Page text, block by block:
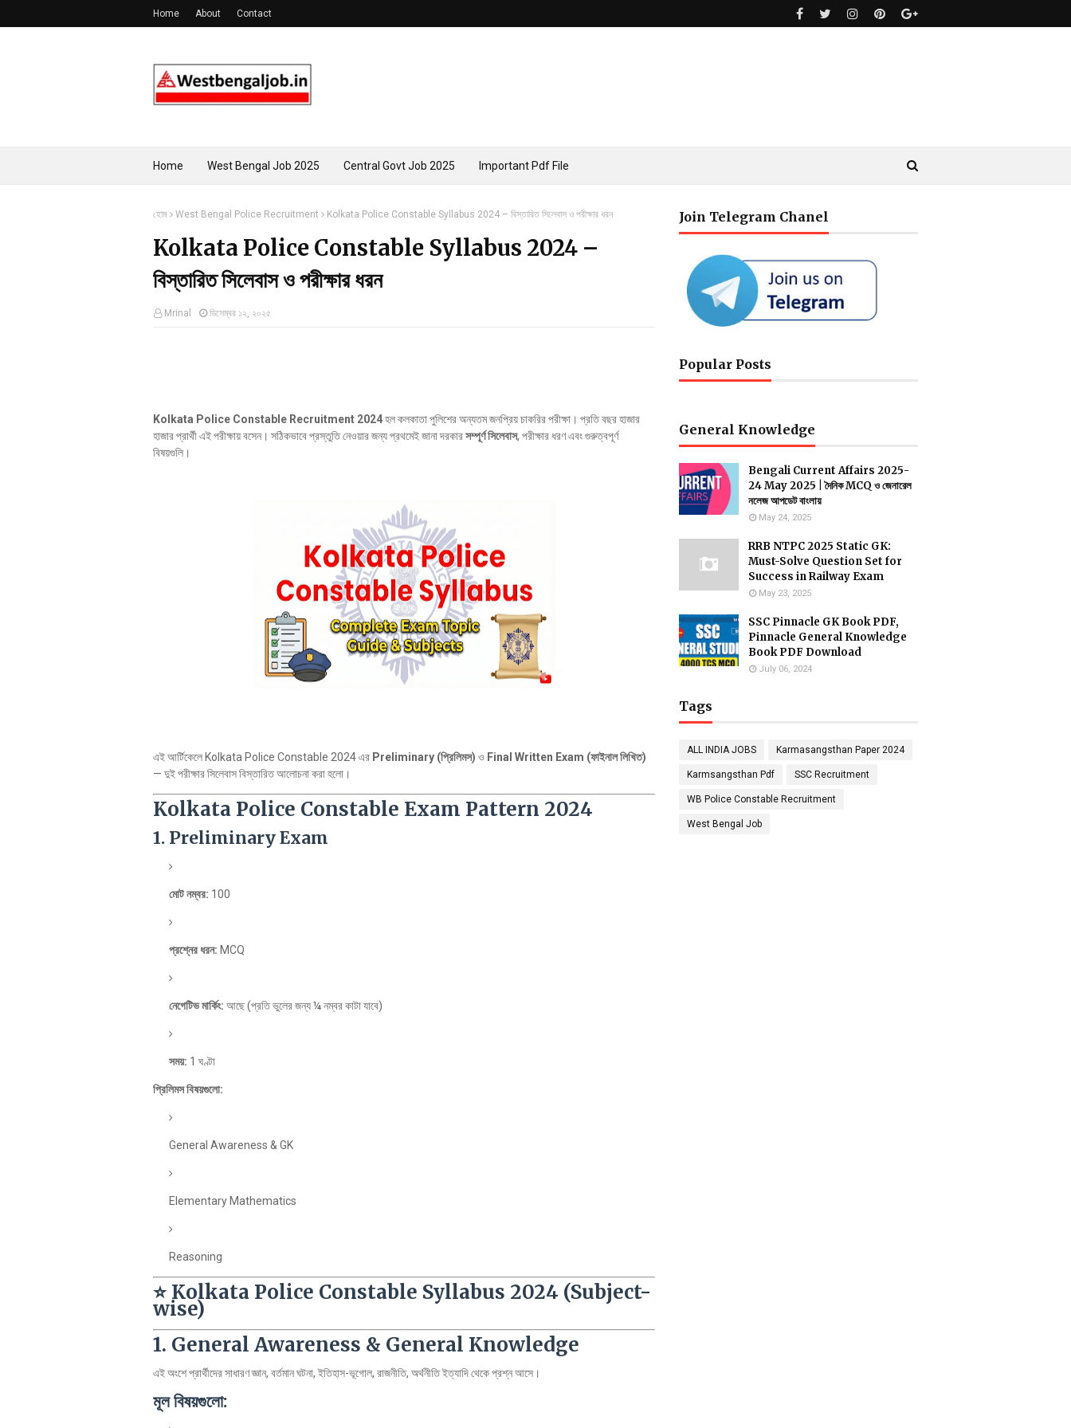
Home About Contact
Home West Bengal Job 2025 Central Govt Job 2025 Important Pdf File
হোম West Bengal Police Recruitment Kolkata Police Constable Syllabus 2024 – বিস্তারিত সিলেবাস ও পরীক্ষার ধরন
Kolkata Police Constable Syllabus 2024 –
বিস্তারিত সিলেবাস ও পরীক্ষার ধরন
Mrinal ডিসেম্বর ১২, ২০২৫
Kolkata Police Constable Recruitment 2024হল কলকাতা পুলিশের অন্যতম জনপ্রিয় চাকরির পরীক্ষা। প্রতি বছর হাজার
হাজার প্রার্থী এই পরীক্ষায় বসেন। সঠিকভাবে প্রস্তুতি নেওয়ার জন্য প্রথমেই জানা দরকারসম্পূর্ণ সিলেবাস, পরীক্ষার ধরণ এবং গুরুত্বপূর্ণ
বিষয়গুলি।
এই আর্টিকেলে Kolkata Police Constable 2024 এর Preliminary (প্রিলিমস) ও Final Written Exam (ফাইনাল লিখিত)
— দুই পরীক্ষার সিলেবাস বিস্তারিত আলোচনা করা হলো।
Kolkata Police Constable Exam Pattern 2024
1. Preliminary Exam
মোট নম্বর: 100
প্রশ্নের ধরন: MCQ
নেগেটিভ মার্কিং: আছে (প্রতি ভুলের জন্য ¼ নম্বর কাটা যাবে)
সময়: 1 ঘণ্টা
প্রিলিমস বিষয়গুলো:
General Awareness & GK
Elementary Mathematics
Reasoning
⭐Kolkata Police Constable Syllabus 2024 (Subject-
wise)
1. General Awareness & General Knowledge
এই অংশে প্রার্থীদের সাধারণ জ্ঞান, বর্তমান ঘটনা, ইতিহাস-ভূগোল, রাজনীতি, অর্থনীতি ইত্যাদি থেকে প্রশ্ন আসে।
মূল বিষয়গুলো:
Join Telegram Chanel
Popular Posts
General Knowledge
Bengali Current Affairs 2025-
24 May 2025 | দৈনিক MCQ ও জেনারেল
নলেজ আপডেট বাংলায়
May 24, 2025
RRB NTPC 2025 Static GK:
Must-Solve Question Set for
Success in Railway Exam
May 23, 2025
SSC Pinnacle GK Book PDF,
Pinnacle General Knowledge
Book PDF Download
July 06, 2024
Tags
ALL INDIA JOBS Karmasangsthan Paper 2024
Karmsangsthan Pdf SSC Recruitment
WB Police Constable Recruitment
West Bengal Job